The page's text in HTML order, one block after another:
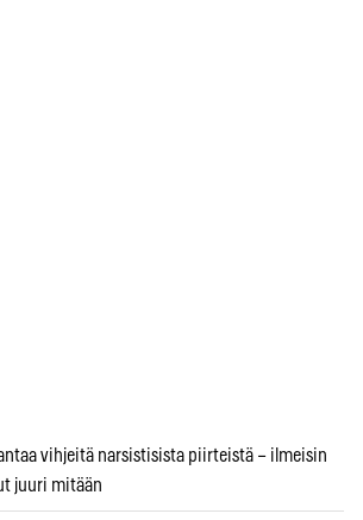
vihjeitä narsistisista piirteistä – ilmeisin
juuri mitään